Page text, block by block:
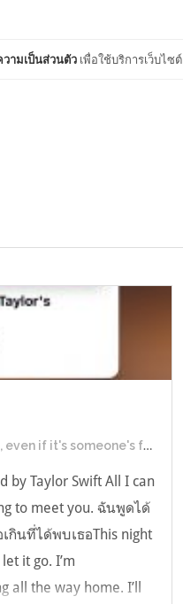
ามเป็นส่วนตัว เพื่อใช้บริการเว็บไซต์
it's someone's farewell song.
by Taylor Swift All I can
to meet you. ฉันพูดได้
กินที่ได้พบเธอThis night
it go. I’m
all the way home. I’ll